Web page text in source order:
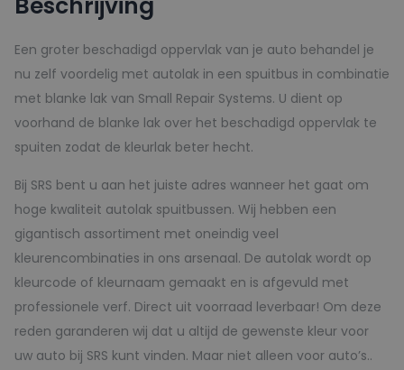
150ml
Een groter beschadigd oppervlak van je auto behandel je
nu zelf voordelig met autolak in een spuitbus in combinatie
met blanke lak van Small Repair Systems. U dient op
voorhand de blanke lak over het beschadigd oppervlak te
spuiten zodat de kleurlak beter hecht.
Bij SRS bent u aan het juiste adres wanneer het gaat om
hoge kwaliteit autolak spuitbussen. Wij hebben een
gigantisch assortiment met oneindig veel
kleurencombinaties in ons arsenaal. De autolak wordt op
kleurcode of kleurnaam gemaakt en is afgevuld met
professionele verf. Direct uit voorraad leverbaar! Om deze
reden garanderen wij dat u altijd de gewenste kleur voor
uw auto bij SRS kunt vinden. Maar niet alleen voor auto’s..